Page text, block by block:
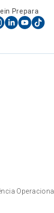
Prepara
Operacional